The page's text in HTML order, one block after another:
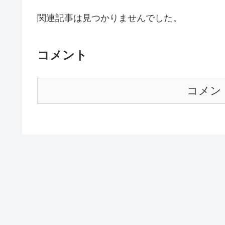
関連記事は見つかりませんでした。
コメント
コメン